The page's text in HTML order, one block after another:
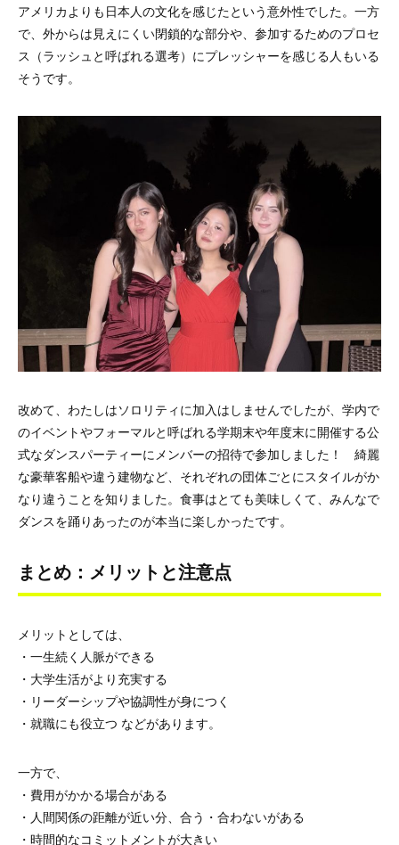
アメリカよりも日本人の文化を感じたという意外性でした。一方
で、外からは見えにくい閉鎖的な部分や、参加するためのプロセ
ス（ラッシュと呼ばれる選考）にプレッシャーを感じる人もいる
そうです。
改めて、わたしはソロリティに加入はしませんでしたが、学内で
のイベントやフォーマルと呼ばれる学期末や年度末に開催する公
式なダンスパーティーにメンバーの招待で参加しました！ 綺麗
な豪華客船や違う建物など、それぞれの団体ごとにスタイルがか
なり違うことを知りました。食事はとても美味しくて、みんなで
ダンスを踊りあったのが本当に楽しかったです。
まとめ：メリットと注意点
メリットとしては、
・一生続く人脈ができる
・大学生活がより充実する
・リーダーシップや協調性が身につく
・就職にも役立つ などがあります。
一方で、
・費用がかかる場合がある
・人間関係の距離が近い分、合う・合わないがある
・時間的なコミットメントが大きい